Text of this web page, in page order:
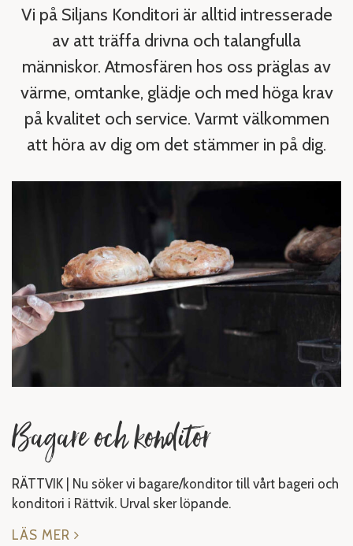
Vi på Siljans Konditori är alltid intresserade
av att träffa drivna och talangfulla
människor. Atmosfären hos oss präglas av
värme, omtanke, glädje och med höga krav
på kvalitet och service. Varmt välkommen
att höra av dig om det stämmer in på dig.
Bagare och konditor
RÄTTVIK | Nu söker vi bagare/konditor till vårt bageri och
konditori i Rättvik. Urval sker löpande.
LÄS MER